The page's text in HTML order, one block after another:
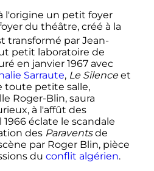
l'origine un petit foyer
du théâtre, créé à la
transformé par Jean-
petit laboratoire de
en janvier 1967 avec
Sarraute, Le Silenceet
toute petite salle,
Roger-Blin, saura
à l'affût des
éclate le scandale
des Paraventsde
par Roger Blin, pièce
du conflit algérien.